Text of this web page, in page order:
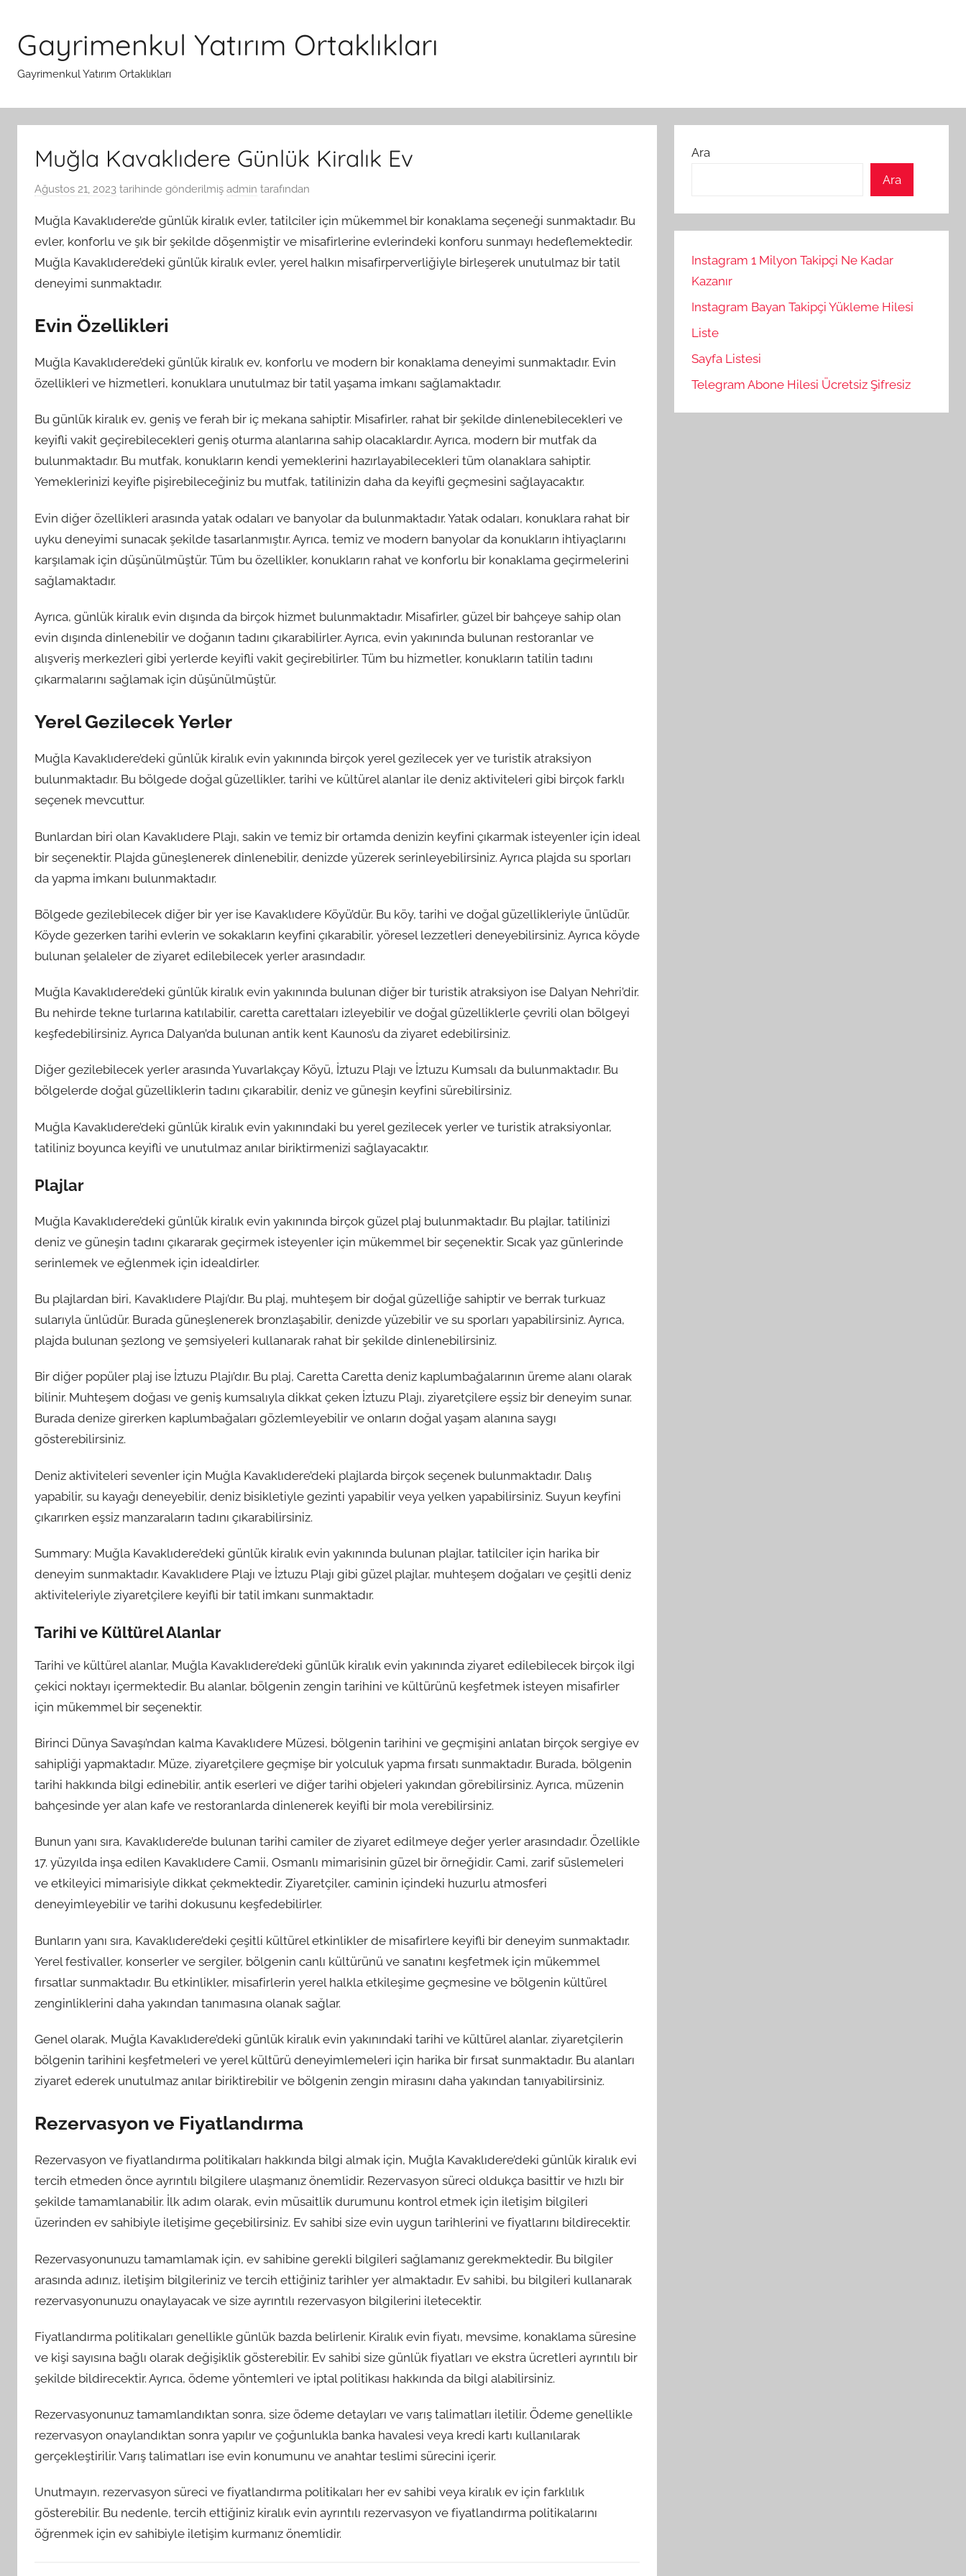
Gayrimenkul Yatırım Ortaklıkları
Gayrimenkul Yatırım Ortaklıkları
Muğla Kavaklıdere Günlük Kiralık Ev
Ağustos 21, 2023 tarihinde gönderilmiş admin tarafından
Muğla Kavaklıdere’de günlük kiralık evler, tatilciler için mükemmel bir konaklama seçeneği sunmaktadır. Bu
evler, konforlu ve şık bir şekilde döşenmiştir ve misafirlerine evlerindeki konforu sunmayı hedeflemektedir.
Muğla Kavaklıdere’deki günlük kiralık evler, yerel halkın misafirperverliğiyle birleşerek unutulmaz bir tatil
deneyimi sunmaktadır.
Evin Özellikleri
Muğla Kavaklıdere’deki günlük kiralık ev, konforlu ve modern bir konaklama deneyimi sunmaktadır. Evin
özellikleri ve hizmetleri, konuklara unutulmaz bir tatil yaşama imkanı sağlamaktadır.
Bu günlük kiralık ev, geniş ve ferah bir iç mekana sahiptir. Misafirler, rahat bir şekilde dinlenebilecekleri ve
keyifli vakit geçirebilecekleri geniş oturma alanlarına sahip olacaklardır. Ayrıca, modern bir mutfak da
bulunmaktadır. Bu mutfak, konukların kendi yemeklerini hazırlayabilecekleri tüm olanaklara sahiptir.
Yemeklerinizi keyifle pişirebileceğiniz bu mutfak, tatilinizin daha da keyifli geçmesini sağlayacaktır.
Evin diğer özellikleri arasında yatak odaları ve banyolar da bulunmaktadır. Yatak odaları, konuklara rahat bir
uyku deneyimi sunacak şekilde tasarlanmıştır. Ayrıca, temiz ve modern banyolar da konukların ihtiyaçlarını
karşılamak için düşünülmüştür. Tüm bu özellikler, konukların rahat ve konforlu bir konaklama geçirmelerini
sağlamaktadır.
Ayrıca, günlük kiralık evin dışında da birçok hizmet bulunmaktadır. Misafirler, güzel bir bahçeye sahip olan
evin dışında dinlenebilir ve doğanın tadını çıkarabilirler. Ayrıca, evin yakınında bulunan restoranlar ve
alışveriş merkezleri gibi yerlerde keyifli vakit geçirebilirler. Tüm bu hizmetler, konukların tatilin tadını
çıkarmalarını sağlamak için düşünülmüştür.
Yerel Gezilecek Yerler
Muğla Kavaklıdere’deki günlük kiralık evin yakınında birçok yerel gezilecek yer ve turistik atraksiyon
bulunmaktadır. Bu bölgede doğal güzellikler, tarihi ve kültürel alanlar ile deniz aktiviteleri gibi birçok farklı
seçenek mevcuttur.
Bunlardan biri olan Kavaklıdere Plajı, sakin ve temiz bir ortamda denizin keyfini çıkarmak isteyenler için ideal
bir seçenektir. Plajda güneşlenerek dinlenebilir, denizde yüzerek serinleyebilirsiniz. Ayrıca plajda su sporları
da yapma imkanı bulunmaktadır.
Bölgede gezilebilecek diğer bir yer ise Kavaklıdere Köyü’dür. Bu köy, tarihi ve doğal güzellikleriyle ünlüdür.
Köyde gezerken tarihi evlerin ve sokakların keyfini çıkarabilir, yöresel lezzetleri deneyebilirsiniz. Ayrıca köyde
bulunan şelaleler de ziyaret edilebilecek yerler arasındadır.
Muğla Kavaklıdere’deki günlük kiralık evin yakınında bulunan diğer bir turistik atraksiyon ise Dalyan Nehri’dir.
Bu nehirde tekne turlarına katılabilir, caretta carettaları izleyebilir ve doğal güzelliklerle çevrili olan bölgeyi
keşfedebilirsiniz. Ayrıca Dalyan’da bulunan antik kent Kaunos’u da ziyaret edebilirsiniz.
Diğer gezilebilecek yerler arasında Yuvarlakçay Köyü, İztuzu Plajı ve İztuzu Kumsalı da bulunmaktadır. Bu
bölgelerde doğal güzelliklerin tadını çıkarabilir, deniz ve güneşin keyfini sürebilirsiniz.
Muğla Kavaklıdere’deki günlük kiralık evin yakınındaki bu yerel gezilecek yerler ve turistik atraksiyonlar,
tatiliniz boyunca keyifli ve unutulmaz anılar biriktirmenizi sağlayacaktır.
Plajlar
Muğla Kavaklıdere’deki günlük kiralık evin yakınında birçok güzel plaj bulunmaktadır. Bu plajlar, tatilinizi
deniz ve güneşin tadını çıkararak geçirmek isteyenler için mükemmel bir seçenektir. Sıcak yaz günlerinde
serinlemek ve eğlenmek için idealdirler.
Bu plajlardan biri, Kavaklıdere Plajı’dır. Bu plaj, muhteşem bir doğal güzelliğe sahiptir ve berrak turkuaz
sularıyla ünlüdür. Burada güneşlenerek bronzlaşabilir, denizde yüzebilir ve su sporları yapabilirsiniz. Ayrıca,
plajda bulunan şezlong ve şemsiyeleri kullanarak rahat bir şekilde dinlenebilirsiniz.
Bir diğer popüler plaj ise İztuzu Plajı’dır. Bu plaj, Caretta Caretta deniz kaplumbağalarının üreme alanı olarak
bilinir. Muhteşem doğası ve geniş kumsalıyla dikkat çeken İztuzu Plajı, ziyaretçilere eşsiz bir deneyim sunar.
Burada denize girerken kaplumbağaları gözlemleyebilir ve onların doğal yaşam alanına saygı
gösterebilirsiniz.
Deniz aktiviteleri sevenler için Muğla Kavaklıdere’deki plajlarda birçok seçenek bulunmaktadır. Dalış
yapabilir, su kayağı deneyebilir, deniz bisikletiyle gezinti yapabilir veya yelken yapabilirsiniz. Suyun keyfini
çıkarırken eşsiz manzaraların tadını çıkarabilirsiniz.
Summary: Muğla Kavaklıdere’deki günlük kiralık evin yakınında bulunan plajlar, tatilciler için harika bir
deneyim sunmaktadır. Kavaklıdere Plajı ve İztuzu Plajı gibi güzel plajlar, muhteşem doğaları ve çeşitli deniz
aktiviteleriyle ziyaretçilere keyifli bir tatil imkanı sunmaktadır.
Tarihi ve Kültürel Alanlar
Tarihi ve kültürel alanlar, Muğla Kavaklıdere’deki günlük kiralık evin yakınında ziyaret edilebilecek birçok ilgi
çekici noktayı içermektedir. Bu alanlar, bölgenin zengin tarihini ve kültürünü keşfetmek isteyen misafirler
için mükemmel bir seçenektir.
Birinci Dünya Savaşı’ndan kalma Kavaklıdere Müzesi, bölgenin tarihini ve geçmişini anlatan birçok sergiye ev
sahipliği yapmaktadır. Müze, ziyaretçilere geçmişe bir yolculuk yapma fırsatı sunmaktadır. Burada, bölgenin
tarihi hakkında bilgi edinebilir, antik eserleri ve diğer tarihi objeleri yakından görebilirsiniz. Ayrıca, müzenin
bahçesinde yer alan kafe ve restoranlarda dinlenerek keyifli bir mola verebilirsiniz.
Bunun yanı sıra, Kavaklıdere’de bulunan tarihi camiler de ziyaret edilmeye değer yerler arasındadır. Özellikle
17. yüzyılda inşa edilen Kavaklıdere Camii, Osmanlı mimarisinin güzel bir örneğidir. Cami, zarif süslemeleri
ve etkileyici mimarisiyle dikkat çekmektedir. Ziyaretçiler, caminin içindeki huzurlu atmosferi
deneyimleyebilir ve tarihi dokusunu keşfedebilirler.
Bunların yanı sıra, Kavaklıdere’deki çeşitli kültürel etkinlikler de misafirlere keyifli bir deneyim sunmaktadır.
Yerel festivaller, konserler ve sergiler, bölgenin canlı kültürünü ve sanatını keşfetmek için mükemmel
fırsatlar sunmaktadır. Bu etkinlikler, misafirlerin yerel halkla etkileşime geçmesine ve bölgenin kültürel
zenginliklerini daha yakından tanımasına olanak sağlar.
Genel olarak, Muğla Kavaklıdere’deki günlük kiralık evin yakınındaki tarihi ve kültürel alanlar, ziyaretçilerin
bölgenin tarihini keşfetmeleri ve yerel kültürü deneyimlemeleri için harika bir fırsat sunmaktadır. Bu alanları
ziyaret ederek unutulmaz anılar biriktirebilir ve bölgenin zengin mirasını daha yakından tanıyabilirsiniz.
Rezervasyon ve Fiyatlandırma
Rezervasyon ve fiyatlandırma politikaları hakkında bilgi almak için, Muğla Kavaklıdere’deki günlük kiralık evi
tercih etmeden önce ayrıntılı bilgilere ulaşmanız önemlidir. Rezervasyon süreci oldukça basittir ve hızlı bir
şekilde tamamlanabilir. İlk adım olarak, evin müsaitlik durumunu kontrol etmek için iletişim bilgileri
üzerinden ev sahibiyle iletişime geçebilirsiniz. Ev sahibi size evin uygun tarihlerini ve fiyatlarını bildirecektir.
Rezervasyonunuzu tamamlamak için, ev sahibine gerekli bilgileri sağlamanız gerekmektedir. Bu bilgiler
arasında adınız, iletişim bilgileriniz ve tercih ettiğiniz tarihler yer almaktadır. Ev sahibi, bu bilgileri kullanarak
rezervasyonunuzu onaylayacak ve size ayrıntılı rezervasyon bilgilerini iletecektir.
Fiyatlandırma politikaları genellikle günlük bazda belirlenir. Kiralık evin fiyatı, mevsime, konaklama süresine
ve kişi sayısına bağlı olarak değişiklik gösterebilir. Ev sahibi size günlük fiyatları ve ekstra ücretleri ayrıntılı bir
şekilde bildirecektir. Ayrıca, ödeme yöntemleri ve iptal politikası hakkında da bilgi alabilirsiniz.
Rezervasyonunuz tamamlandıktan sonra, size ödeme detayları ve varış talimatları iletilir. Ödeme genellikle
rezervasyon onaylandıktan sonra yapılır ve çoğunlukla banka havalesi veya kredi kartı kullanılarak
gerçekleştirilir. Varış talimatları ise evin konumunu ve anahtar teslimi sürecini içerir.
Unutmayın, rezervasyon süreci ve fiyatlandırma politikaları her ev sahibi veya kiralık ev için farklılık
gösterebilir. Bu nedenle, tercih ettiğiniz kiralık evin ayrıntılı rezervasyon ve fiyatlandırma politikalarını
öğrenmek için ev sahibiyle iletişim kurmanız önemlidir.
Ara
Ara
Instagram 1 Milyon Takipçi Ne Kadar
Kazanır
Instagram Bayan Takipçi Yükleme Hilesi
Liste
Sayfa Listesi
Telegram Abone Hilesi Ücretsiz Şifresiz